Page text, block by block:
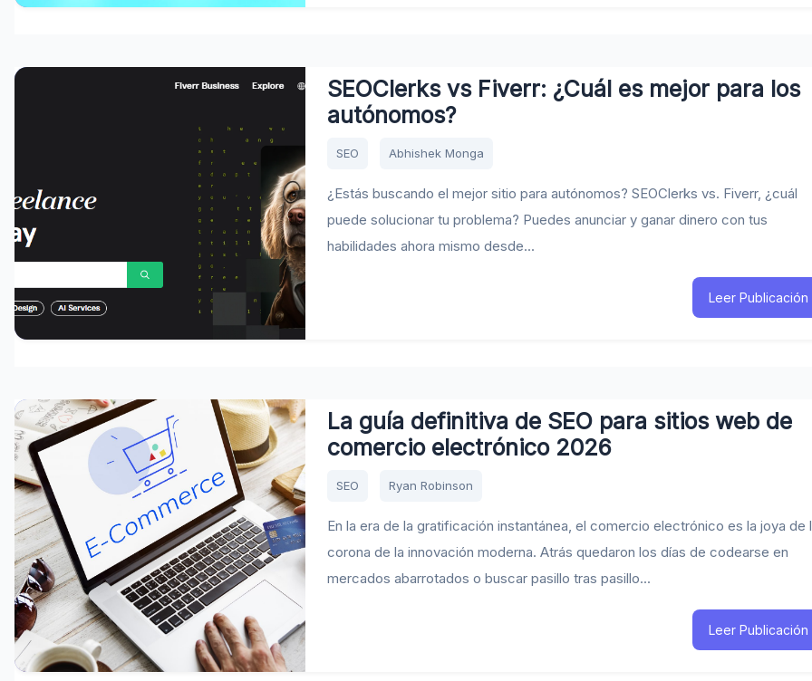
SEOClerks vs Fiverr: ¿Cuál es mejor para los
autónomos?
SEO Abhishek Monga
¿Estás buscando el mejor sitio para autónomos? SEOClerks vs. Fiverr, ¿cuál
puede solucionar tu problema? Puedes anunciar y ganar dinero con tus
habilidades ahora mismo desde...
Leer Publicación
La guía definitiva de SEO para sitios web de
comercio electrónico 2026
SEO Ryan Robinson
En la era de la gratificación instantánea, el comercio electrónico es la joya de
corona de la innovación moderna. Atrás quedaron los días de codearse en
mercados abarrotados o buscar pasillo tras pasillo...
Leer Publicación